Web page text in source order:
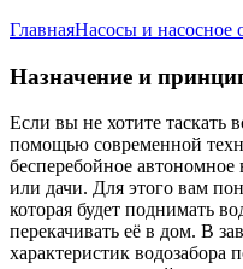
ГлавнаяНасосы и насосное
Назначение и
Если вы не хотите таскать
помощью современной
бесперебойное
или дачи. Для этого вам
которая будет поднимать
перекачивать её в дом. В
характеристик водозабора